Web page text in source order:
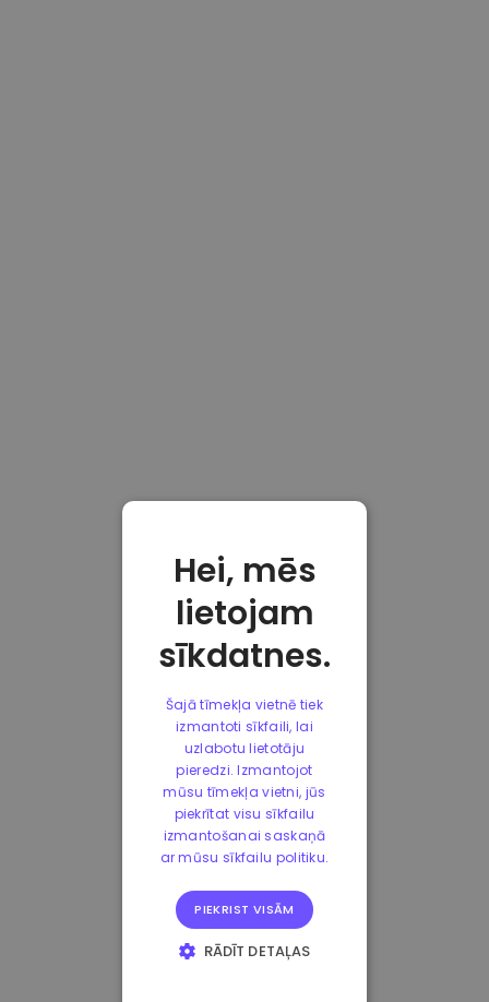
Hei, mēs
lietojam
sīkdatnes.
Šajā tīmekļa vietnē tiek
izmantoti sīkfaili, lai
uzlabotu lietotāju
pieredzi. Izmantojot
mūsu tīmekļa vietni, jūs
piekrītat visu sīkfailu
izmantošanai saskaņā
ar mūsu sīkfailu politiku.
PIEKRIST VISĀM
RĀDĪT DETAĻAS